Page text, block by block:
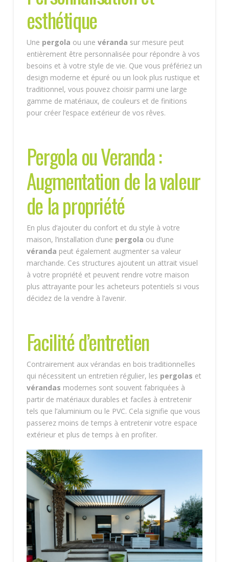
esthétique
Une pergola ou une véranda sur mesure peut
entièrement être personnalisée pour répondre à vos
besoins et à votre style de vie. Que vous préfériez un
design moderne et épuré ou un look plus rustique et
traditionnel, vous pouvez choisir parmi une large
gamme de matériaux, de couleurs et de finitions
pour créer l’espace extérieur de vos rêves.
Pergola ou Veranda :
Augmentation de la valeur
de la propriété
En plus d’ajouter du confort et du style à votre
maison, l’installation d’une pergola ou d’une
véranda peut également augmenter sa valeur
marchande. Ces structures ajoutent un attrait visuel
à votre propriété et peuvent rendre votre maison
plus attrayante pour les acheteurs potentiels si vous
décidez de la vendre à l’avenir.
Facilité d’entretien
Contrairement aux vérandas en bois traditionnelles
qui nécessitent un entretien régulier, les pergolas et
vérandas modernes sont souvent fabriquées à
partir de matériaux durables et faciles à entretenir
tels que l’aluminium ou le PVC. Cela signifie que vous
passerez moins de temps à entretenir votre espace
extérieur et plus de temps à en profiter.